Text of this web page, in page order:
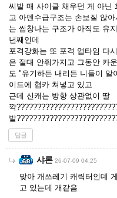
씨발 매 사이클 채우던 게 아닌
고 아덴수급구조는 손보질 않
는 씹창나는 구조가 아직도 유
년째인데
포격강화는 또 포격 업타임 다
은 절대 안줘가지고 그동안 카
도 "유기하든 내리든 니들이 알
이드에 협카 쳐넣고 있고
근데 신캐는 방향 상관없이 딸
깍
발
답글
샤론 26-07-09 04:25
맞아 개쓰레기 캐릭터인데
고 있는데 개같음